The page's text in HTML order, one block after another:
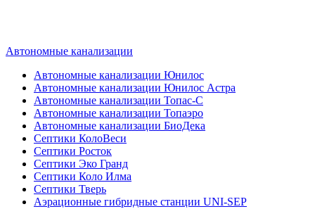
Автономные канализации
Автономные канализации Юнилос
Автономные канализации Юнилос Астра
Автономные канализации Топас-С
Автономные канализации Топаэро
Автономные канализации БиоДека
Септики КолоВеси
Септики Росток
Септики Эко Гранд
Септики Коло Илма
Септики Тверь
Аэрационные гибридные станции UNI-SEP